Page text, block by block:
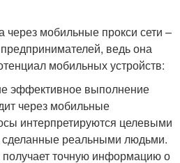
мобильные прокси сети –
ведь она
мобильных устройств:
эффективное выполнение
через мобильные
интерпретируются целевыми
сделанные реальными людьми.
получает точную информацию о